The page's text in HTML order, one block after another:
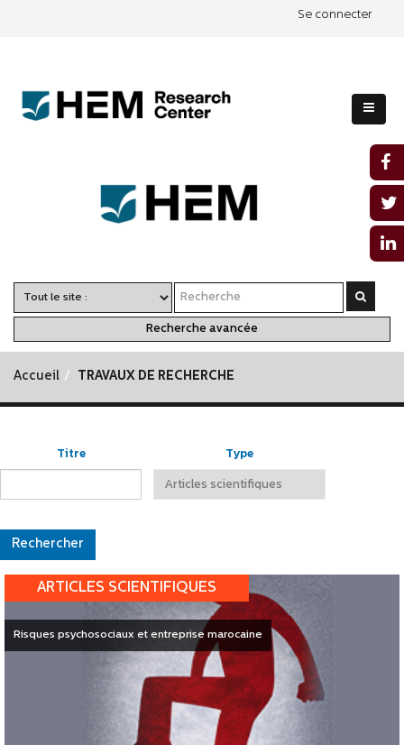
Se connecter
Recherche avancée
Accueil TRAVAUX DE RECHERCHE
Titre Type
Risques psychosociaux et entreprise marocaine
ARTICLES SCIENTIFIQUES